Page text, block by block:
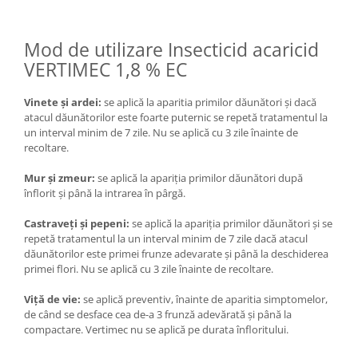
Mod de utilizare Insecticid acaricid
VERTIMEC 1,8 % EC
Vinete şi ardei: se aplică la aparitia primilor dăunători şi dacă
atacul dăunătorilor este foarte puternic se repetă tratamentul la
un interval minim de 7 zile. Nu se aplică cu 3 zile înainte de
recoltare.
Mur şi zmeur: se aplică la apariția primilor dăunători după
înflorit şi până la intrarea în pârgă.
Castraveţi şi pepeni: se aplică la apariția primilor dăunători și se
repetă tratamentul la un interval minim de 7 zile dacă atacul
dăunătorilor este primei frunze adevarate şi până la deschiderea
primei flori. Nu se aplică cu 3 zile înainte de recoltare.
Viță de vie: se aplică preventiv, înainte de aparitia simptomelor,
de când se desface cea de-a 3 frunză adevărată și până la
compactare. Vertimec nu se aplică pe durata înfloritului.